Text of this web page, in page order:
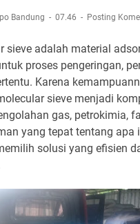
Bandung 07.46 Posting
sieve adalah material
proses pengeringan,
Karena
sieve menjadi
gas, petrokimia,
yang tepat tentang
solusi yang efisien